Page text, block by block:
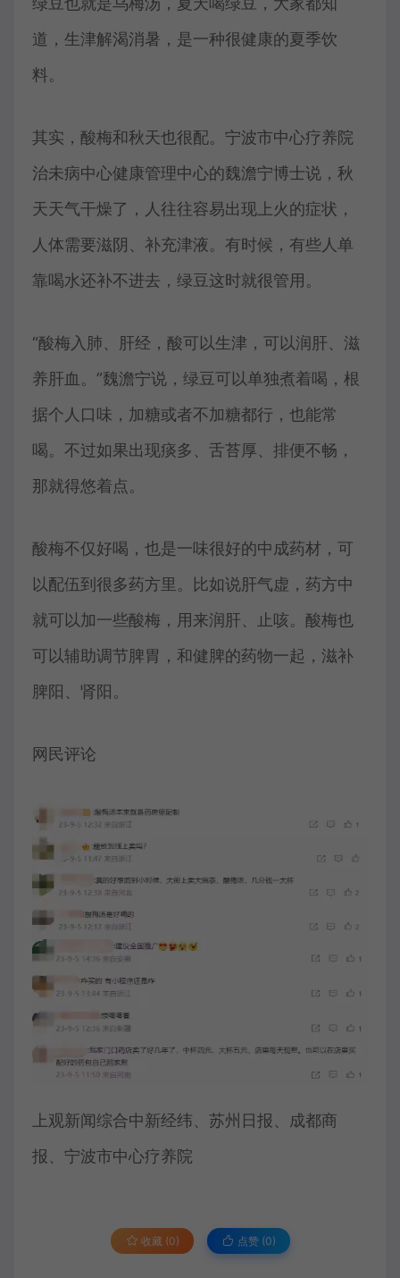
道，生津解渴消暑，是一种很健康的夏季饮
料。
其实，酸梅和秋天也很配。宁波市中心疗养院
治未病中心健康管理中心的魏澹宁博士说，秋
天天气干燥了，人往往容易出现上火的症状，
人体需要滋阴、补充津液。有时候，有些人单
靠喝水还补不进去，绿豆这时就很管用。
“酸梅入肺、肝经，酸可以生津，可以润肝、滋
养肝血。”魏澹宁说，绿豆可以单独煮着喝，根
据个人口味，加糖或者不加糖都行，也能常
喝。不过如果出现痰多、舌苔厚、排便不畅，
那就得悠着点。
酸梅不仅好喝，也是一味很好的中成药材，可
以配伍到很多药方里。比如说肝气虚，药方中
就可以加一些酸梅，用来润肝、止咳。酸梅也
可以辅助调节脾胃，和健脾的药物一起，滋补
脾阳、肾阳。
网民评论
上观新闻综合中新经纬、苏州日报、成都商
报、宁波市中心疗养院
收藏 (0) 点赞 (0)